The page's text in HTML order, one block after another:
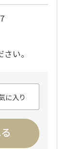
い。
に入り